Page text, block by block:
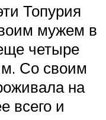
Топурия
мужем в
четыре
Со своим
на
всего и